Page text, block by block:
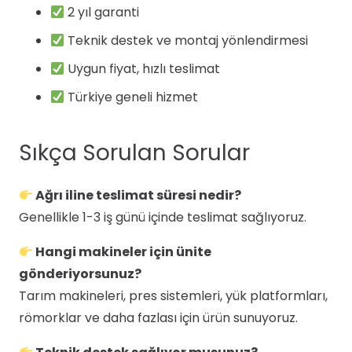
2 yıl garanti
Teknik destek ve montaj yönlendirmesi
Uygun fiyat, hızlı teslimat
Türkiye geneli hizmet
Sıkça Sorulan Sorular
Ağrı iline teslimat süresi nedir?
Genellikle 1-3 iş günü içinde teslimat sağlıyoruz.
Hangi makineler için ünite
gönderiyorsunuz?
Tarım makineleri, pres sistemleri, yük platformları,
römorklar ve daha fazlası için ürün sunuyoruz.